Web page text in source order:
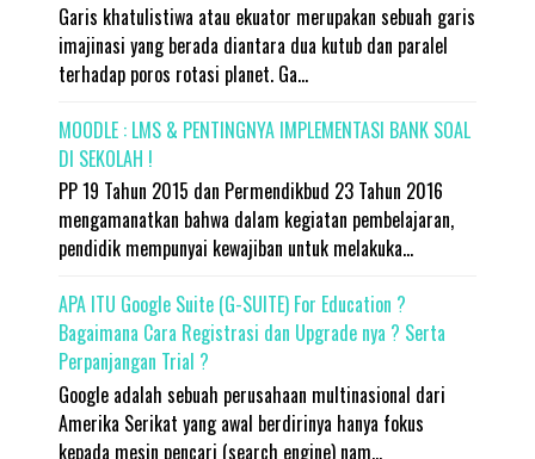
Garis khatulistiwa atau ekuator merupakan sebuah garis
imajinasi yang berada diantara dua kutub dan paralel
terhadap poros rotasi planet. Ga...
MOODLE : LMS & PENTINGNYA IMPLEMENTASI BANK SOAL
DI SEKOLAH !
PP 19 Tahun 2015 dan Permendikbud 23 Tahun 2016
mengamanatkan bahwa dalam kegiatan pembelajaran,
pendidik mempunyai kewajiban untuk melakuka...
APA ITU Google Suite (G-SUITE) For Education ?
Bagaimana Cara Registrasi dan Upgrade nya ? Serta
Perpanjangan Trial ?
Google adalah sebuah perusahaan multinasional dari
Amerika Serikat yang awal berdirinya hanya fokus
kepada mesin pencari (search engine) nam...